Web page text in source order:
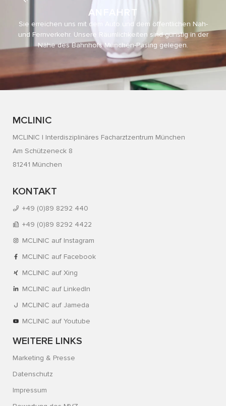
ANFAHRT
Sie erreichen uns mit dem Auto und dem öffentlichen Nah-
und Fernverkehr. Unsere Räumlichkeiten sind günstig in der
Nähe des Bahnhofs München-Pasing gelegen.
MCLINIC
MCLINIC | Interdisziplinäres Facharztzentrum München
Am Schützeneck 8
81241 München
KONTAKT
+49 (0)89 8292 440
+49 (0)89 8292 4422
MCLINIC auf Instagram
MCLINIC auf Facebook
MCLINIC auf Xing
MCLINIC auf LinkedIn
MCLINIC auf Jameda
MCLINIC auf Youtube
WEITERE LINKS
Marketing & Presse
Datenschutz
Impressum